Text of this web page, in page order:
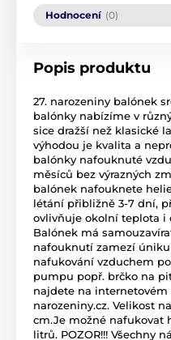
Hodnocení (0)
Popis produktu
27. narozeniny balónek
balónky nabízíme v
sice dražší než klasické
výhodou je kvalita a
balónky nafouknuté
měsíců bez výrazných
balónek nafouknete
létání přibližně 3-7 dní,
ovlivňuje okolní teplota i
Balónek má
nafouknutí zamezí
nafukování vzduchem
pumpu popř. brčko na
najdete na
narozeniny.cz. Velikost
cm.Je možné nafukovat
litrů. POZOR!!! Všechny